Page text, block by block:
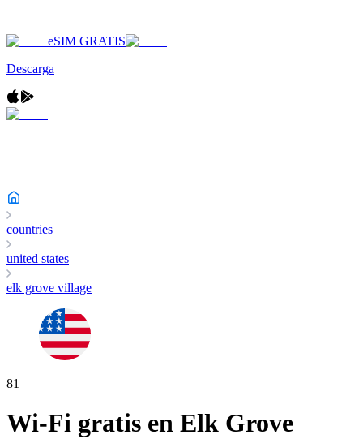
eSIM GRATIS
Descarga
countries
united states
elk grove village
81
Wi-Fi gratis en Elk Grove